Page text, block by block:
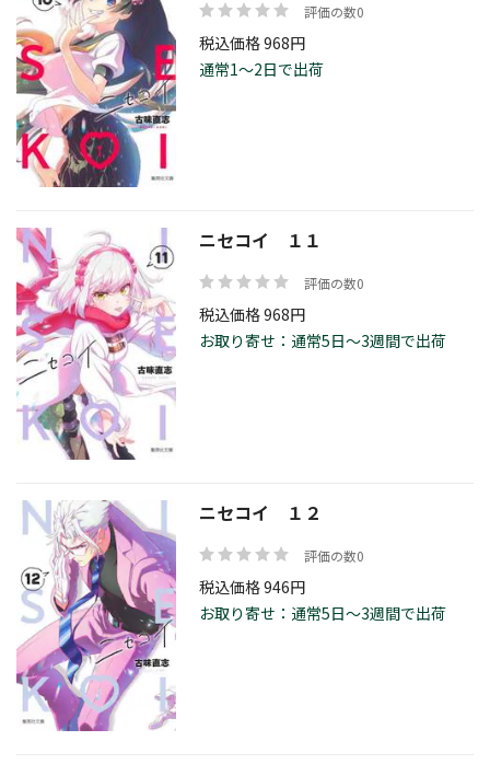
評価の数0
税込価格 968円
通常1～2日で出荷
ニセコイ １１
評価の数0
税込価格 968円
お取り寄せ：通常5日～3週間で出荷
ニセコイ １２
評価の数0
税込価格 946円
お取り寄せ：通常5日～3週間で出荷